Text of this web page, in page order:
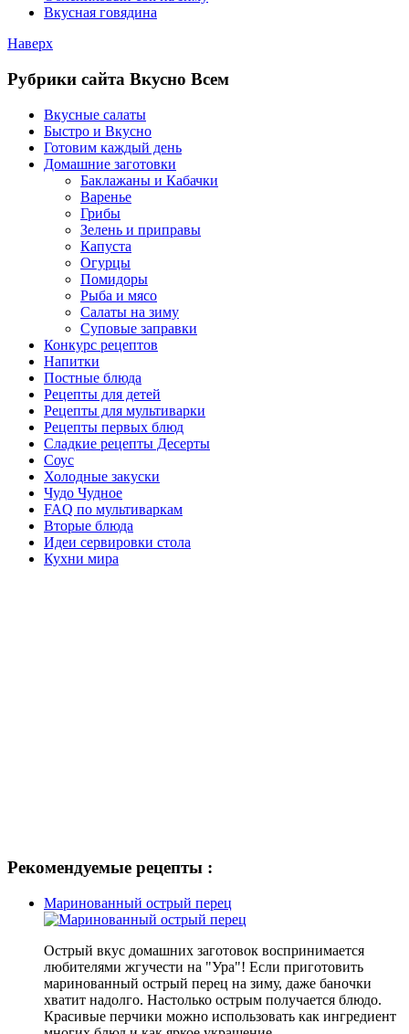
Вкусная говядина
Наверх
Рубрики сайта Вкусно Всем
Вкусные салаты
Быстро и Вкусно
Готовим каждый день
Домашние заготовки
Баклажаны и Кабачки
Варенье
Грибы
Зелень и приправы
Капуста
Огурцы
Помидоры
Рыба и мясо
Салаты на зиму
Суповые заправки
Конкурс рецептов
Напитки
Постные блюда
Рецепты для детей
Рецепты для мультиварки
Рецепты первых блюд
Сладкие рецепты Десерты
Соус
Холодные закуски
Чудо Чудное
FAQ по мультиваркам
Вторые блюда
Идеи сервировки стола
Кухни мира
Рекомендуемые рецепты :
Маринованный острый перец
Острый вкус домашних заготовок воспринимается
любителями жгучести на "Ура"! Если приготовить
маринованный острый перец на зиму, даже баночки
хватит надолго. Настолько острым получается блюдо.
Красивые перчики можно использовать как ингредиент